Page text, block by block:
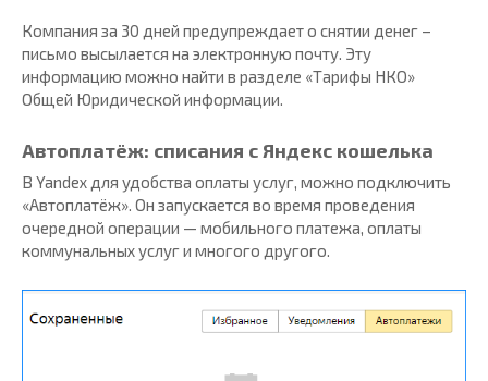
Компания за 30 дней предупреждает о снятии денег –
письмо высылается на электронную почту. Эту
информацию можно найти в разделе «Тарифы НКО»
Общей Юридической информации.
Автоплатёж: списания с Яндекс кошелька
В Yandex для удобства оплаты услуг, можно подключить
«Автоплатёж». Он запускается во время проведения
очередной операции — мобильного платежа, оплаты
коммунальных услуг и многого другого.